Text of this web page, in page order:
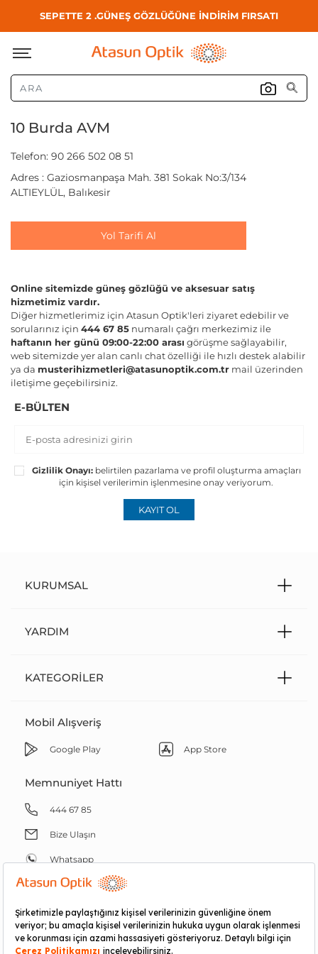
SEPETTE 2 .GÜNEŞ GÖZLÜĞÜNE İNDİRİM FIRSATI
10 Burda AVM
Telefon: 90 266 502 08 51
Adres : Gaziosmanpaşa Mah. 381 Sokak No:3/134
ALTIEYLÜL, Balıkesir
Yol Tarifi Al
Online sitemizde güneş gözlüğü ve aksesuar satış
hizmetimiz vardır.
Diğer hizmetlerimiz için Atasun Optik'leri ziyaret edebilir ve
sorularınız için 444 67 85 numaralı çağrı merkezimiz ile
haftanın her günü 09:00-22:00 arası görüşme sağlayabilir,
web sitemizde yer alan canlı chat özelliği ile hızlı destek alabilir
ya da musterihizmetleri@atasunoptik.com.tr mail üzerinden
iletişime geçebilirsiniz.
E-BÜLTEN
Gizlilik Onayı:belirtilen pazarlama ve profil oluşturma amaçları
için kişisel verilerimin işlenmesine onay veriyorum.
KAYIT OL
KURUMSAL
YARDIM
KATEGORILER
Mobil Alışveriş
Google Play App Store
Memnuniyet Hattı
444 67 85
Bize Ulaşın
Whatsapp